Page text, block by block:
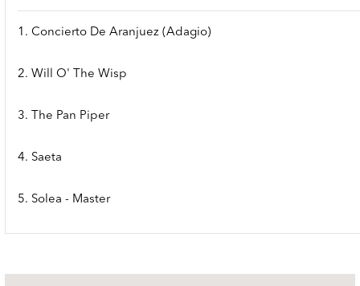
1. Concierto De Aranjuez (Adagio)
2. Will O' The Wisp
3. The Pan Piper
4. Saeta
5. Solea - Master